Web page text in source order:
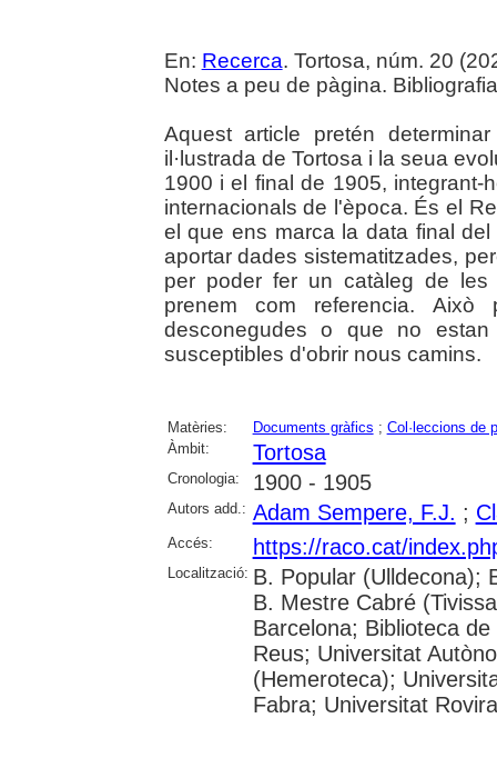
En: Recerca. Tortosa, núm. 20
Notes a peu de pàgina.
Aquest article pretén
il·lustrada de Tortosa i la seua
1900 i el final de 1905, integrant-
internacionals de l'època. És el
el que ens marca la data final
aportar dades sistematitzades,
per poder fer un catàleg de
prenem com referencia. Això
desconegudes o que no
susceptibles d'obrir nous camins.
Matèries: Documents gràfics ; Col·leccions de
Àmbit:
Tortosa
Cronologia: 1900 - 1905
Autors add.: Adam Sempere, F.J. ;
Accés: https://raco.cat/
Localització: B. Popular (Ulldecona);
B. Mestre Cabré
Barcelona; Biblioteca
Reus; Universitat
(Hemeroteca);
Fabra; Universitat